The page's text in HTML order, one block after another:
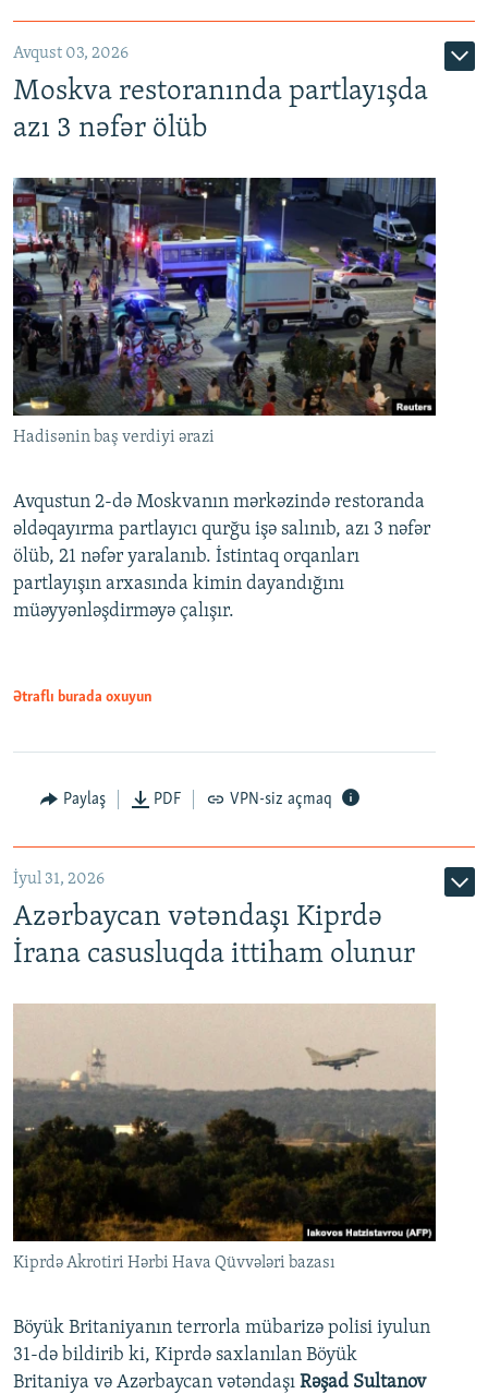
Avqust 03, 2026
Moskva restoranında partlayışda
azı 3 nəfər ölüb
Hadisənin baş verdiyi ərazi
Avqustun 2-də Moskvanın mərkəzində restoranda
əldəqayırma partlayıcı qurğu işə salınıb, azı 3 nəfər
ölüb, 21 nəfər yaralanıb. İstintaq orqanları
partlayışın arxasında kimin dayandığını
müəyyənləşdirməyə çalışır.
Ətraflı burada oxuyun
Paylaş PDF VPN-siz açmaq
İyul 31, 2026
Azərbaycan vətəndaşı Kiprdə
İrana casusluqda ittiham olunur
Kiprdə Akrotiri Hərbi Hava Qüvvələri bazası
Böyük Britaniyanın terrorla mübarizə polisi iyulun
31-də bildirib ki, Kiprdə saxlanılan Böyük
Britaniya və Azərbaycan vətəndaşı Rəşad Sultanov